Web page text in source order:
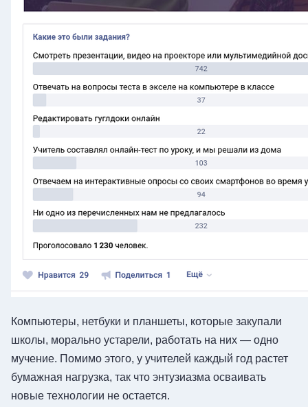
Компьютеры, нетбуки и планшеты, которые закупали
школы, морально устарели, работать на них — одно
мучение. Помимо этого, у учителей каждый год растет
бумажная нагрузка, так что энтузиазма осваивать
новые технологии не остается.